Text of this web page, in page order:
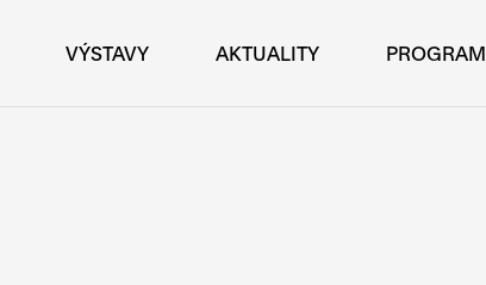
VÝSTAVY AKTUALITY PROGRAM